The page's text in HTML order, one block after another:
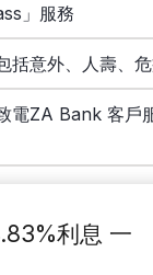
」服務
括意外、人壽、
電ZA Bank 客戶
利息 一